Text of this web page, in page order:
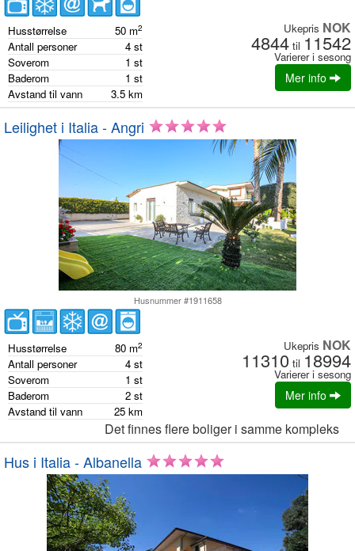
Husstørrelse 50 m2
Antall personer 4 st
Soverom
1 st
Baderom
1 st
Avstand til vann
3.5 km
Ukepris NOK
4844 til 11542
Varierer i sesong
Mer info
Leilighet i Italia - Angri
Husnummer #1911658
Husstørrelse 80 m2
Antall personer 4 st
Soverom
1 st
Baderom
2 st
Avstand til vann
25 km
Ukepris NOK
11310 til 18994
Varierer i sesong
Mer info
Det finnes flere boliger i samme kompleks
Hus i Italia - Albanella